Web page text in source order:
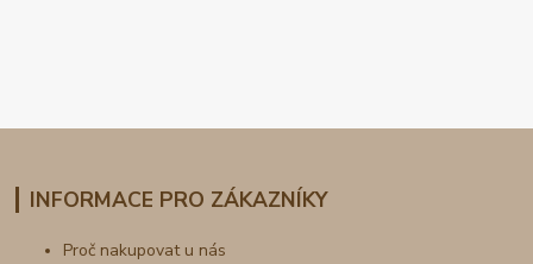
INFORMACE PRO ZÁKAZNÍKY
Proč nakupovat u nás